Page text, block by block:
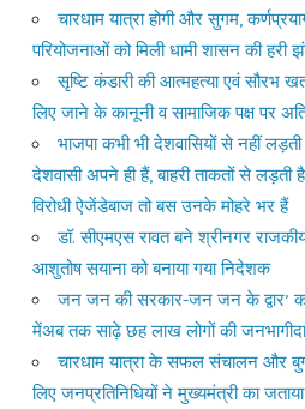
चारधाम यात्रा होगी और सुगम,
परियोजनाओं को मिली धामी शासन की हरी
सृष्टि कंडारी की आत्महत्या एवं सौरभ
लिए जाने के कानूनी व सामाजिक पक्ष पर
भाजपा कभी भी देशवासियों से नहीं
देशवासी अपने ही हैं, बाहरी ताकतों से
विरोधी ऐजेंडेबाज तो बस उनके मोहरे भर हैं
डॉ. सीएमएस रावत बने श्रीनगर
आशुतोष सयाना को बनाया गया निदेशक
जन जन की सरकार-जन जन के द्वार’
मेंअब तक साढ़े छह लाख लोगों की
चारधाम यात्रा के सफल संचालन और
लिए जनप्रतिनिधियों ने मुख्यमंत्री का